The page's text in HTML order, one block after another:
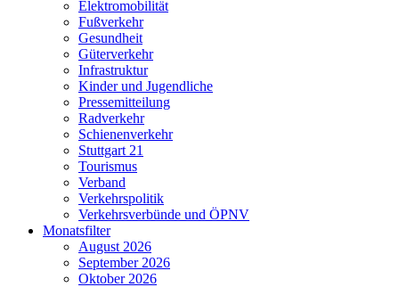
Elektromobilität
Fußverkehr
Gesundheit
Güterverkehr
Infrastruktur
Kinder und Jugendliche
Pressemitteilung
Radverkehr
Schienenverkehr
Stuttgart 21
Tourismus
Verband
Verkehrspolitik
Verkehrsverbünde und ÖPNV
Monatsfilter
August 2026
September 2026
Oktober 2026